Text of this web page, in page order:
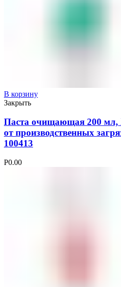
В корзину
Закрыть
Паста очищающая 200
от производственных
100413
Р0.00